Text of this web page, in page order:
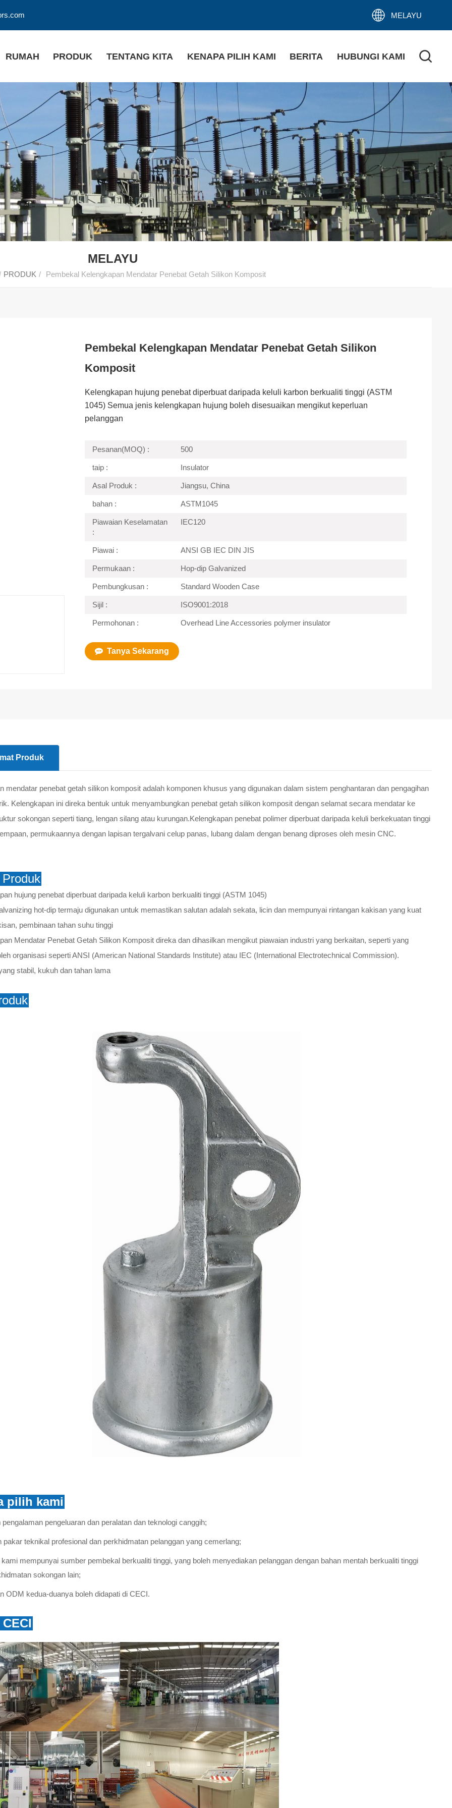
MELAYU
RUMAH PRODUK TENTANG KITA KENAPA PILIH KAMI BERITA HUBUNGI KAMI
MELAYU
PRODUK / Pembekal Kelengkapan Mendatar Penebat Getah Silikon Komposit
Pembekal Kelengkapan Mendatar Penebat Getah Silikon
Komposit
Kelengkapan hujung penebat diperbuat daripada keluli karbon berkualiti tinggi (ASTM
1045) Semua jenis kelengkapan hujung boleh disesuaikan mengikut keperluan
pelanggan
Pesanan(MOQ) : 500
taip : Insulator
Asal Produk : Jiangsu, China
bahan : ASTM1045
Piawaian Keselamatan
:
IEC120
Piawai : ANSI GB IEC DIN JIS
Permukaan : Hop-dip Galvanized
Pembungkusan : Standard Wooden Case
Sijil : ISO9001:2018
Permohonan : Overhead Line Accessories polymer insulator
Tanya Sekarang
Produk
mendatar penebat getah silikon komposit adalah komponen khusus yang digunakan dalam sistem penghantaran dan pengagihan
Kelengkapan ini direka bentuk untuk menyambungkan penebat getah silikon komposit dengan selamat secara mendatar ke
sokongan seperti tiang, lengan silang atau kurungan.Kelengkapan penebat polimer diperbuat daripada keluli berkekuatan tinggi
permukaannya dengan lapisan tergalvani celup panas, lubang dalam dengan benang diproses oleh mesin CNC.
hujung penebat diperbuat daripada keluli karbon berkualiti tinggi (ASTM 1045)
hot-dip termaju digunakan untuk memastikan salutan adalah sekata, licin dan mempunyai rintangan kakisan yang kuat
pembinaan tahan suhu tinggi
Mendatar Penebat Getah Silikon Komposit direka dan dihasilkan mengikut piawaian industri yang berkaitan, seperti yang
organisasi seperti ANSI (American National Standards Institute) atau IEC (International Electrotechnical Commission).
stabil, kukuh dan tahan lama
pilih kami
pengalaman pengeluaran dan peralatan dan teknologi canggih;
pakar teknikal profesional dan perkhidmatan pelanggan yang cemerlang;
mempunyai sumber pembekal berkualiti tinggi, yang boleh menyediakan pelanggan dengan bahan mentah berkualiti tinggi
sokongan lain;
ODM kedua-duanya boleh didapati di CECI.